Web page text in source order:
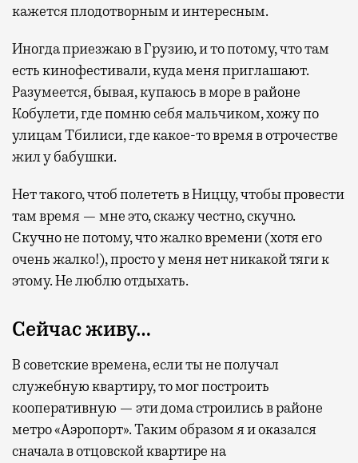
кажется плодотворным и интересным.
Иногда приезжаю в Грузию, и то потому, что там
есть кинофестивали, куда меня приглашают.
Разумеется, бывая, купаюсь в море в районе
Кобулети, где помню себя мальчиком, хожу по
улицам Тбилиси, где какое-то время в отрочестве
жил у бабушки.
Нет такого, чтоб полететь в Ниццу, чтобы провести
там время — мне это, скажу честно, скучно.
Скучно не потому, что жалко времени (хотя его
очень жалко!), просто у меня нет никакой тяги к
этому. Не люблю отдыхать.
Сейчас живу…
В советские времена, если ты не получал
служебную квартиру, то мог построить
кооперативную — эти дома строились в районе
метро «Аэропорт». Таким образом я и оказался
сначала в отцовской квартире на